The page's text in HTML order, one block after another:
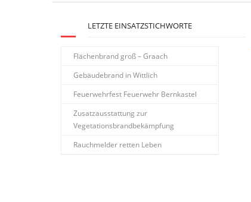
LETZTE EINSATZSTICHWORTE
Flächenbrand groß – Graach
Gebäudebrand in Wittlich
Feuerwehrfest Feuerwehr Bernkastel
Zusatzausstattung zur
Vegetationsbrandbekämpfung
Rauchmelder retten Leben